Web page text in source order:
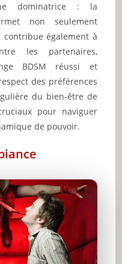
dominatrice : la
non seulement
contribue également à
les partenaires,
BDSM réussi et
des préférences
du bien-être de
pour naviguer
de pouvoir.